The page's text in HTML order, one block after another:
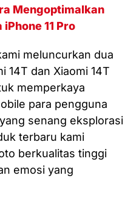
Mengoptimalkan
11 Pro
meluncurkan dua
14T dan Xiaomi 14T
memperkaya
para pengguna
senang eksplorasi
terbaru kami
berkualitas tinggi
emosi yang